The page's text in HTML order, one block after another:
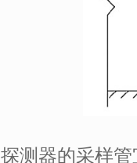
探测器的采样